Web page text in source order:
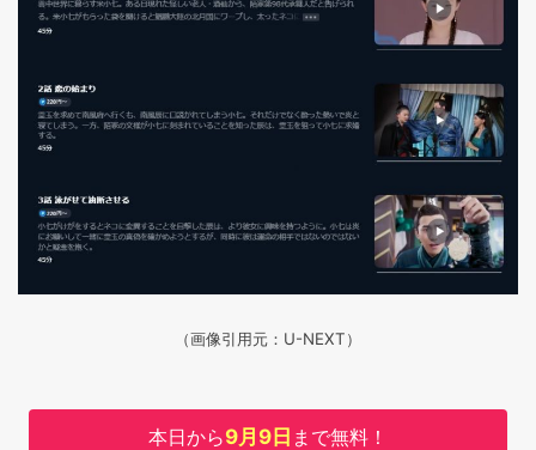
（画像引用元：U-NEXT）
本日から9月9日 まで無料！